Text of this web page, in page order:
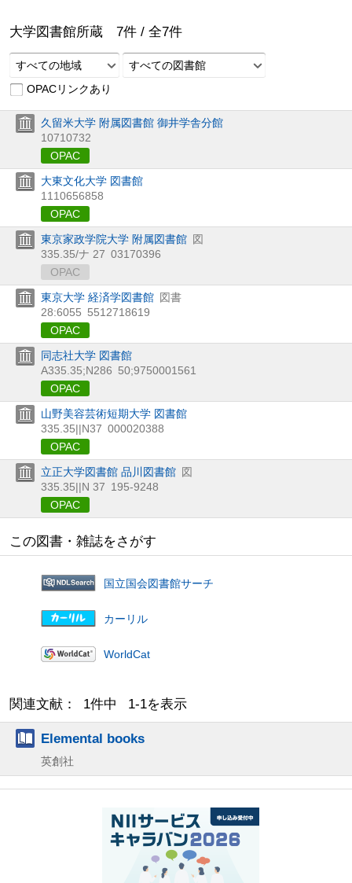
大学図書館所蔵 7件 / 全7件
すべての地域
すべての図書館
OPACリンクあり
久留米大学 附属図書館 御井学舎分館
10710732
OPAC
大東文化大学 図書館
1110656858
OPAC
東京家政学院大学 附属図書館 図
335.35/ナ 27 03170396
OPAC
東京大学 経済学図書館 図書
28:6055 5512718619
OPAC
同志社大学 図書館
A335.35;N286 50;9750001561
OPAC
山野美容芸術短期大学 図書館
335.35||N37 000020388
OPAC
立正大学図書館 品川図書館 図
335.35||N 37 195-9248
OPAC
この図書・雑誌をさがす
国立国会図書館サーチ
カーリル
WorldCat
関連文献： 1件中 1-1を表示
Elemental books
英創社